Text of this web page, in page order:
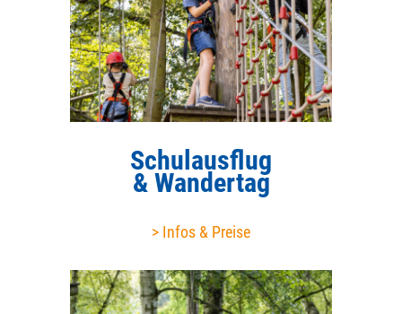
Schulausflug
& Wandertag
> Infos & Preise